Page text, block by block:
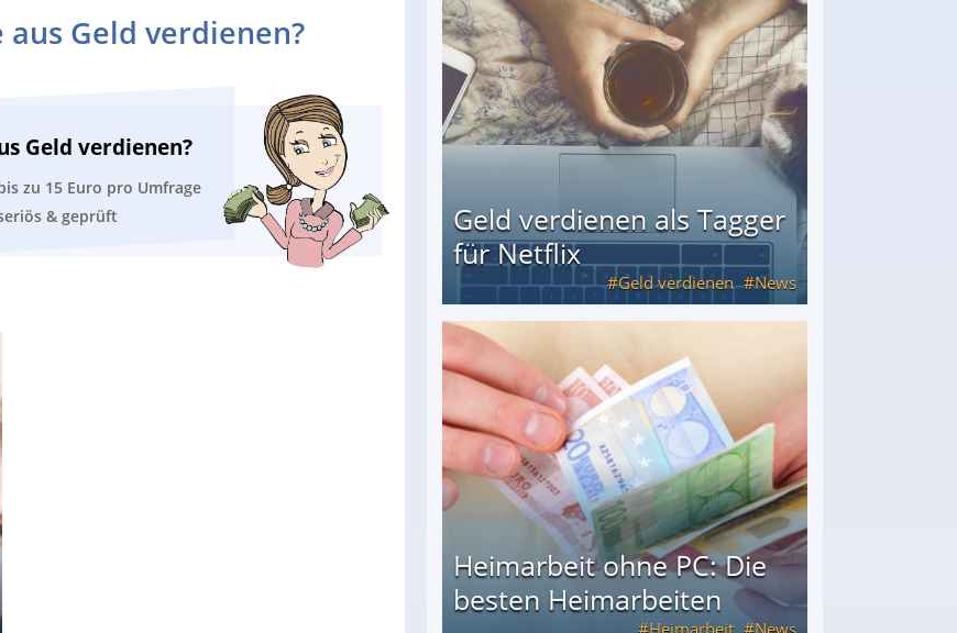
Geld verdienen?
Geld verdienen?
zu 15 Euro pro Umfrage
& geprüft
Arbeitslosengeld: Wofür bekommt man es und wie viel?
Geld verdienen als Tagger
für Netflix
Geld verdienen News
Heimarbeit ohne PC: Die
besten Heimarbeiten
Heimarbeit News